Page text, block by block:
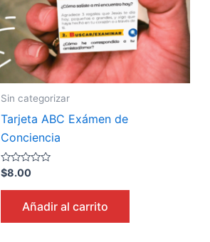
Sin categorizar
Tarjeta ABC Exámen de
Conciencia
Valorado
en
0
$8.00
Añadir al carrito